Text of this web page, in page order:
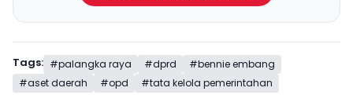
Tags: #palangka raya #dprd
#bennie embang
#aset daerah
#opd #tata kelola pemerintahan